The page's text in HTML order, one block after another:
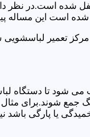
شده است.در نظر
شده است این مساله
تعمیر
شود تا دستگاه
شوند.برای مثال
یا پارگی باشد